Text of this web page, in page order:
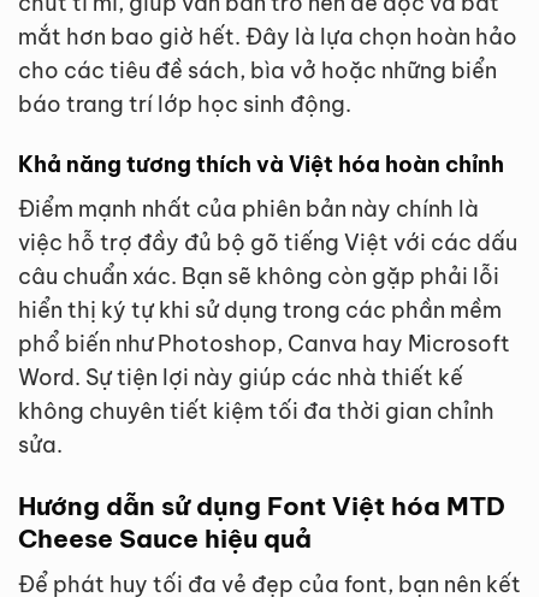
mắt hơn bao giờ hết. Đây là lựa chọn hoàn hảo
cho các tiêu đề sách, bìa vở hoặc những biển
báo trang trí lớp học sinh động.
Khả năng tương thích và Việt hóa hoàn chỉnh
Điểm mạnh nhất của phiên bản này chính là
việc hỗ trợ đầy đủ bộ gõ tiếng Việt với các dấu
câu chuẩn xác. Bạn sẽ không còn gặp phải lỗi
hiển thị ký tự khi sử dụng trong các phần mềm
phổ biến như Photoshop, Canva hay Microsoft
Word. Sự tiện lợi này giúp các nhà thiết kế
không chuyên tiết kiệm tối đa thời gian chỉnh
sửa.
Hướng dẫn sử dụng Font Việt hóa MTD
Cheese Sauce hiệu quả
Để phát huy tối đa vẻ đẹp của font, bạn nên kết